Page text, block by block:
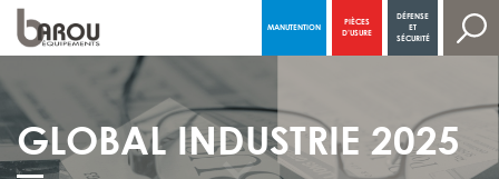
NAVIGATION PRINCIPALEMANUTENTION
PIÈCES
D’USURE
DÉFENSE
ET
SÉCURITÉ
GLOBAL INDUSTRIE 2025